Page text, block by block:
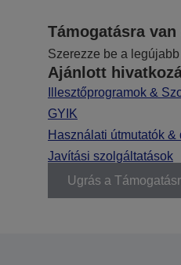
Támogatásra van
Szerezze be a
Ajánlott
Illesztőprogramok &
GYIK
Használati útmutatók
Javítási szolgáltatások
Ugrás a